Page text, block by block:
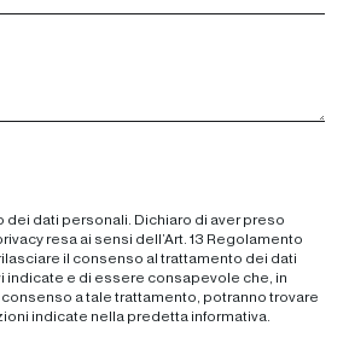
dei dati personali. Dichiaro di aver preso
resa ai sensi dell’Art. 13 Regolamento
il consenso al trattamento dei dati
indicate e di essere consapevole che, in
a tale trattamento, potranno trovare
indicate nella predetta informativa.